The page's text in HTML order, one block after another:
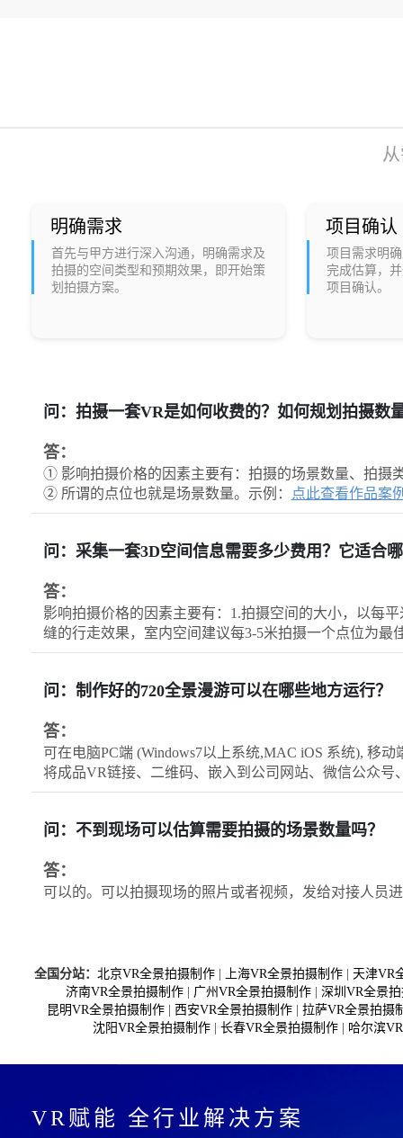
明确需求
首先与甲方进行深入沟通，明确需求及
拍摄的空间类型和预期效果，即开始策
划拍摄方案。
项目确认
项目需求明
完成估算，
项目确认。
问：拍摄一套VR是如何收费的？如何规划拍摄数
答：
① 影响拍摄价格的因素主要有：拍摄的场景数量、拍摄
② 所谓的点位也就是场景数量。示例：
点此查看作品案
问：采集一套3D空间信息需要多少费用？它适合
答：
影响拍摄价格的因素主要有：1.拍摄空间的大小，以每
缝的行走效果，室内空间建议每3-5米拍摄一个点位为最
问：制作好的720全景漫游可以在哪些地方运行？
答：
可在电脑PC端 (Windows7以上系统,MAC iOS 系统), 移
将成品VR链接、二维码、嵌入到公司网站、微信公众号
问：不到现场可以估算需要拍摄的场景数量吗？
答：
可以的。可以拍摄现场的照片或者视频，发给对接人员
全国分站： 北京VR全景拍摄制作| 上海VR全景拍摄制作| 天津VR
济南VR全景拍摄制作| 广州VR全景拍摄制作| 深圳VR全景
昆明VR全景拍摄制作| 西安VR全景拍摄制作| 拉萨VR全景拍摄
沈阳VR全景拍摄制作
长春VR全景拍摄制作 哈尔滨
VR赋能 全行业解决方案